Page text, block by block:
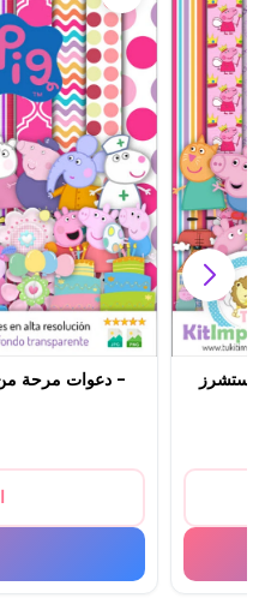
دعوات مرحة من